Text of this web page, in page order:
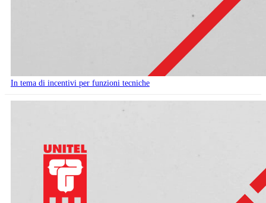
In tema di incentivi per funzioni tecniche